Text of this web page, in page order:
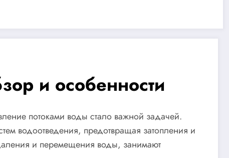
и особенности
потоками воды стало важной задачей.
водоотведения, предотвращая затопления и
и перемещения воды, занимают